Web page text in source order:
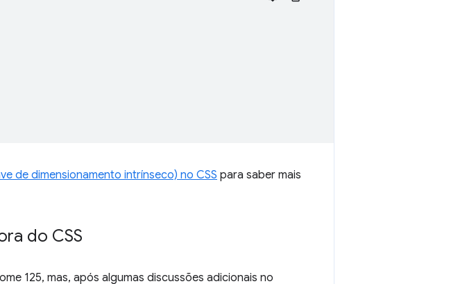
de dimensionamento intrínseco) no CSS para saber mais
do CSS
125, mas, após algumas discussões adicionais no